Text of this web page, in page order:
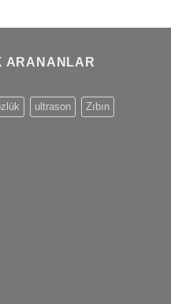
ARANANLAR
ultrason Zıbın